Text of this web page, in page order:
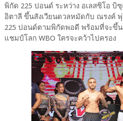
พิกัด 225 ปอนด์ ระหว่าง อเลสซิโอ
อิตาลี ขึ้นสังเวียนดวลหมัดกับ ณรงค์
225 ปอนด์ตามพิกัดพอดี พร้อมที่จะขึ้
แชมป์โลก WBO ใครจะคว้าไปครอง